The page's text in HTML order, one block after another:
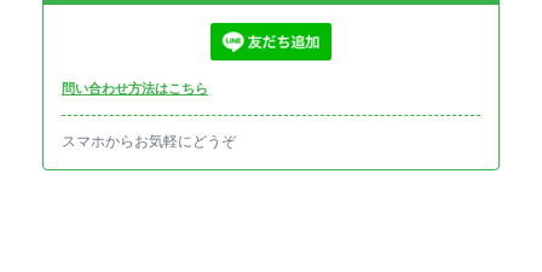
問い合わせ方法はこちら
スマホからお気軽にどうぞ